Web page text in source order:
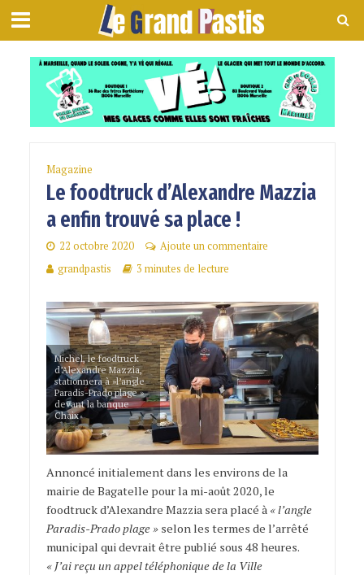
Magazine
Le foodtruck d’Alexandre Mazzia
a enfin trouvé sa place !
22 octobre 2020
Ajoute un commentaire
grandpastis
3 minutes de lecture
Michel, le foodtruck
d’Alexandre Mazzia,
stationnera à »l’angle
Paradis-Prado plage »
devant la banque
Chaix
Annoncé initialement dans les environs de la
mairie de Bagatelle pour la mi-août 2020, le
foodtruck d’Alexandre Mazzia sera placé à« l’angle
Paradis-Prado plage »selon les termes de l’arrêté
municipal qui devrait être publié sous 48 heures.
« J’ai reçu un appel téléphonique de la Ville